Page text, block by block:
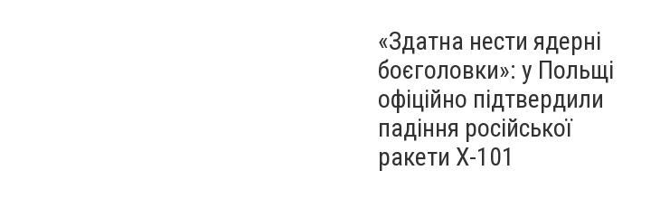
«Здатна нести ядерні
боєголовки»: у Польщі
офіційно підтвердили
падіння російської
ракети Х-101